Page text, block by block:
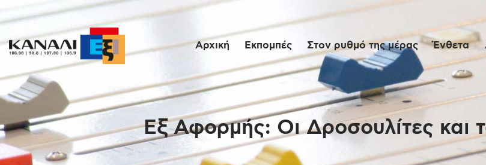
Αρχική Εκπομπές Στον ρυθμό της μέρας Ένθετα
Εξ Αφορμής: Οι Δροσουλίτες και
Αρχική
Εκπομπές
Στον ρυθμό της
μέρας
Ένθετα